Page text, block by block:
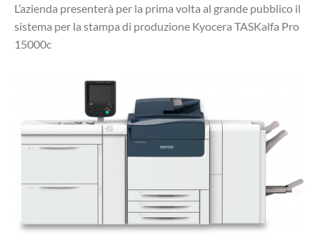
L’azienda presenterà per la prima volta al grande pubblico il
sistema per la stampa di produzione Kyocera TASKalfa Pro
15000c